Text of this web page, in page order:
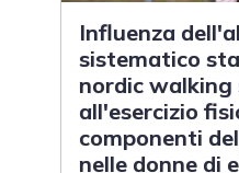
Influenza
sistematico
nordic walking
all'esercizio
componenti
nelle donne di